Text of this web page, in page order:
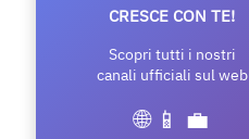
CRESCE CON TE!
Scopri tutti i nostri
canali ufficiali sul web
🌐 📱 💼